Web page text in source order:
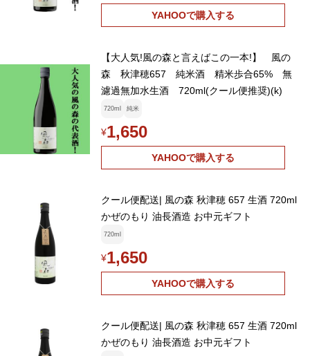
YAHOOで購入する
【大人気!風の森と言えばこの一本!】 風の
森 秋津穂657 純米酒 精米歩合65% 無
濾過無加水生酒 720ml(クール便推奨)(k)
720ml 純米
¥1,650
YAHOOで購入する
クール便配送| 風の森 秋津穂 657 生酒 720ml
かぜのもり 油長酒造 お中元ギフト
720ml
¥1,650
YAHOOで購入する
クール便配送| 風の森 秋津穂 657 生酒 720ml
かぜのもり 油長酒造 お中元ギフト